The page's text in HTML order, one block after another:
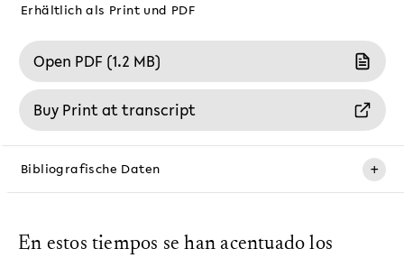
En estos tiempos se han acentuado los
Erhältlich als Print und PDF
Open PDF (1.2 MB)
Buy Print at transcript
Bibliografische Daten +